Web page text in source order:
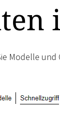
Modelle